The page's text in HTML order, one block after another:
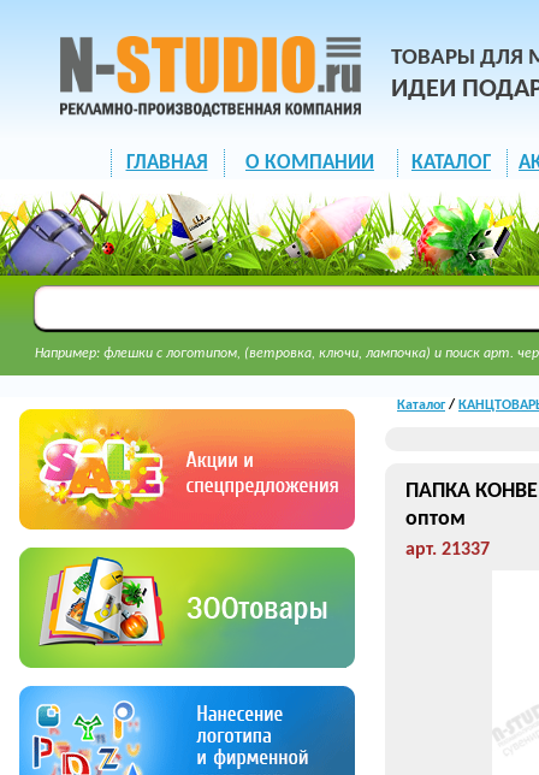
ТОВАРЫ ДЛЯ
ИДЕИ
ГЛАВНАЯ О КОМПАНИИ КАТАЛОГ
Например: флешки с логотипом, (ветровка, ключи, лампочка) и поиск арт.
Каталог/
ПАПКА
оптом
арт. 21337